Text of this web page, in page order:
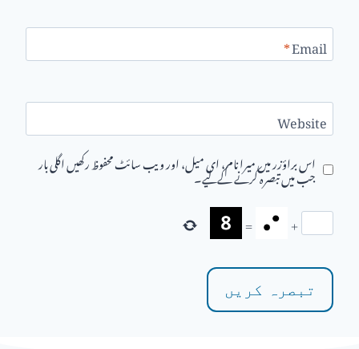
Email
*
Website
اس براؤزر میں میرا نام، ای میل، اور ویب سائٹ محفوظ رکھیں اگلی بار
جب میں تبصرہ کرنے کےلیے۔
+
=